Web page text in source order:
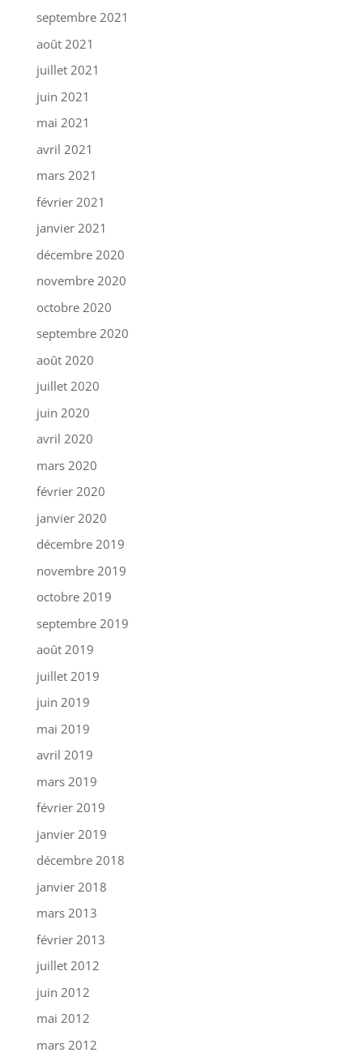
septembre 2021
août 2021
juillet 2021
juin 2021
mai 2021
avril 2021
mars 2021
février 2021
janvier 2021
décembre 2020
novembre 2020
octobre 2020
septembre 2020
août 2020
juillet 2020
juin 2020
avril 2020
mars 2020
février 2020
janvier 2020
décembre 2019
novembre 2019
octobre 2019
septembre 2019
août 2019
juillet 2019
juin 2019
mai 2019
avril 2019
mars 2019
février 2019
janvier 2019
décembre 2018
janvier 2018
mars 2013
février 2013
juillet 2012
juin 2012
mai 2012
mars 2012